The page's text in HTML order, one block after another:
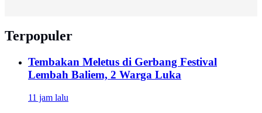
Terpopuler
Tembakan Meletus di Gerbang Festival
Lembah Baliem, 2 Warga Luka
11 jam lalu